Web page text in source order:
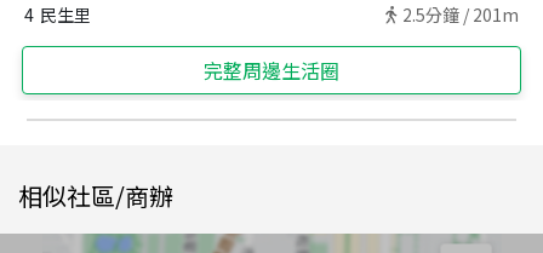
4 民生里 2.5分鐘 / 201m
完整周邊生活圈
相似社區/商辦